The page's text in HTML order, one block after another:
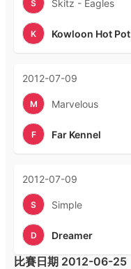
S Skitz - Eagles
K Kowloon Hot Pot
2012-07-09
M Marvelous
F Far Kennel
2012-07-09
S Simple
D Dreamer
比賽日期 2012-06-25